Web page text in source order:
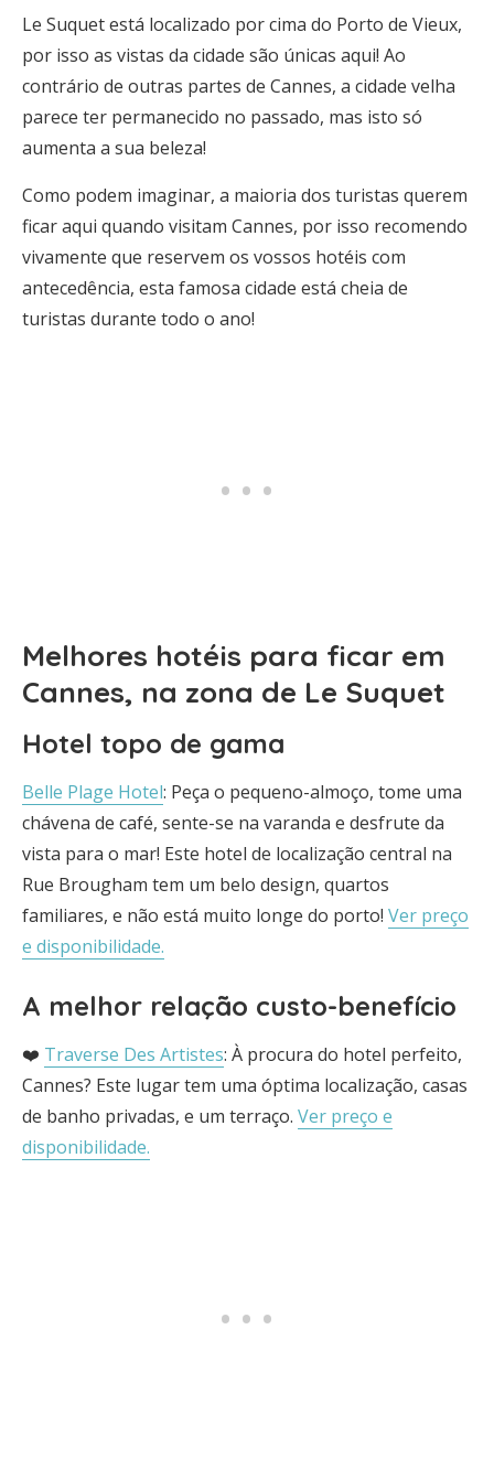
Le Suquet está localizado por cima do Porto de Vieux,
por isso as vistas da cidade são únicas aqui! Ao
contrário de outras partes de Cannes, a cidade velha
parece ter permanecido no passado, mas isto só
aumenta a sua beleza!
Como podem imaginar, a maioria dos turistas querem
ficar aqui quando visitam Cannes, por isso recomendo
vivamente que reservem os vossos hotéis com
antecedência, esta famosa cidade está cheia de
turistas durante todo o ano!
Melhores hotéis para ficar em
Cannes, na zona de Le Suquet
Hotel topo de gama
Belle Plage Hotel: Peça o pequeno-almoço, tome uma
chávena de café, sente-se na varanda e desfrute da
vista para o mar! Este hotel de localização central na
Rue Brougham tem um belo design, quartos
familiares, e não está muito longe do porto! Ver preço
e disponibilidade.
A melhor relação custo-benefício
❤️ Traverse Des Artistes: À procura do hotel perfeito,
Cannes? Este lugar tem uma óptima localização, casas
de banho privadas, e um terraço. Ver preço e
disponibilidade.